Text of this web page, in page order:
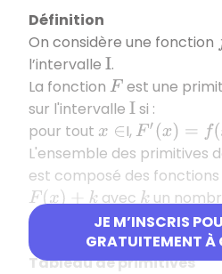
JE M’INSCRIS
GRATUITEMENT À
Définition
On considère une fonction f
l’intervalle I.
La fonction F est une
sur l'intervalle I si :
pour tout x∈ I, F′(x)=f (x)
L'ensemble des primitives
est composé des fonctions
F(x)+k avec k un
Deux primitives d’une
intervalleIdiffèrent d’une
Tableau de primitives